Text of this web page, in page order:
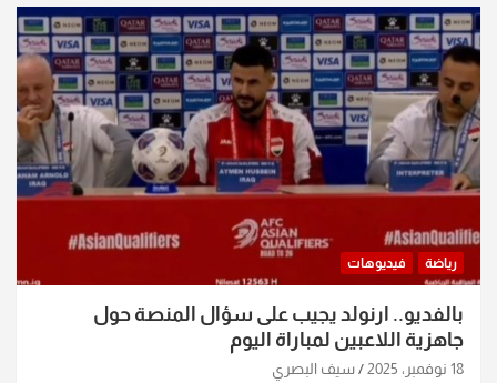
رياضة فيديوهات
بالفديو.. ارنولد يجيب على سؤال المنصة حول
جاهزية اللاعبين لمباراة اليوم
18 نوفمبر، 2025 سيف البصري